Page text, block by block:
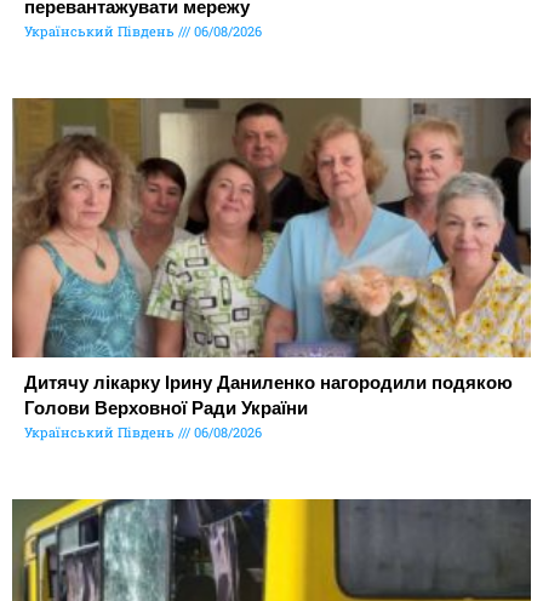
перевантажувати мережу
Український Південь 06/08/2026
Дитячу лікарку Ірину Даниленко нагородили подякою
Голови Верховної Ради України
Український Південь 06/08/2026